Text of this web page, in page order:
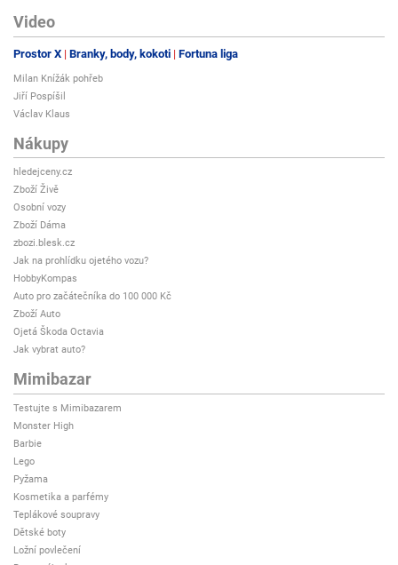
Video
Prostor X Branky, body, kokoti Fortuna liga
Milan Knížák pohřeb
Jiří Pospíšil
Václav Klaus
Nákupy
hledejceny.cz
Zboží Živě
Osobní vozy
Zboží Dáma
zbozi.blesk.cz
Jak na prohlídku ojetého vozu?
HobbyKompas
Auto pro začátečníka do 100 000 Kč
Zboží Auto
Ojetá Škoda Octavia
Jak vybrat auto?
Mimibazar
Testujte s Mimibazarem
Monster High
Barbie
Lego
Pyžama
Kosmetika a parfémy
Teplákové soupravy
Dětské boty
Ložní povlečení